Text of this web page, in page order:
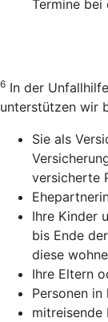
Termine bei
6 In der
unterstützen wir
Sie als
versicherte
Ihre Kinder
bis Ende
diese
Ihre Eltern
Personen in
mitreisende